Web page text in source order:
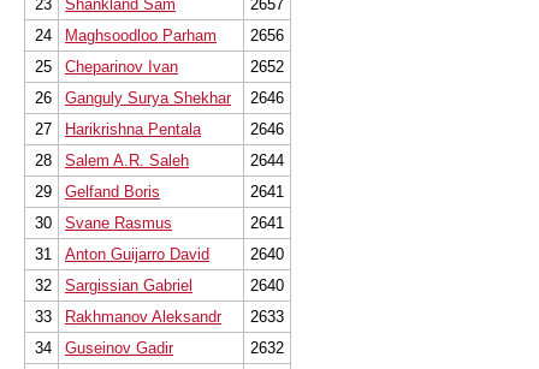
23
Shankland Sam
2657
24
Maghsoodloo Parham
2656
25
Cheparinov Ivan
2652
26
Ganguly Surya Shekhar
2646
27
Harikrishna Pentala
2646
28
Salem A.R. Saleh
2644
29
Gelfand Boris
2641
30
Svane Rasmus
2641
31
Anton Guijarro David
2640
32
Sargissian Gabriel
2640
33
Rakhmanov Aleksandr
2633
34
Guseinov Gadir
2632